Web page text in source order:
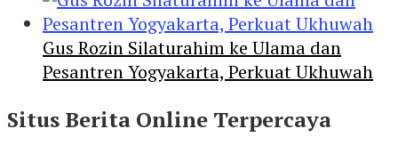
Gus Rozin Silaturahim ke Ulama dan
Pesantren Yogyakarta, Perkuat Ukhuwah
Situs Berita Online Terpercaya